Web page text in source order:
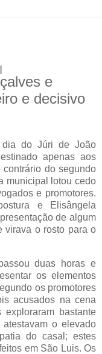
e
e decisivo
do Júri de João
apenas aos
do segundo
municipal lotou cedo
e promotores.
e Elisângela
de algum
virava o rosto para o
duas horas e
os elementos
os promotores
acusados na cena
bastante
o elevado
do casal; estes
em São Luis. Os